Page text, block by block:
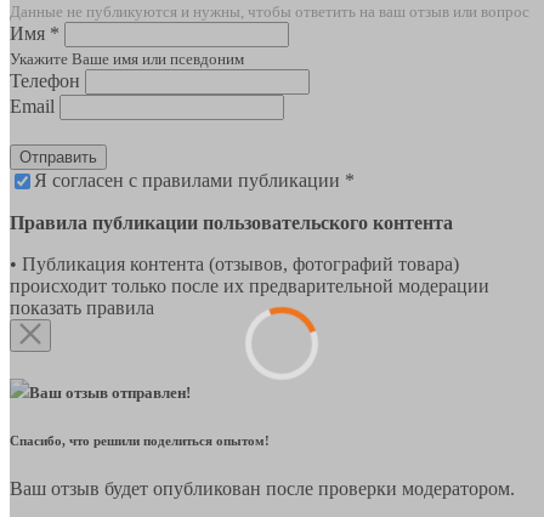
Данные не публикуются и нужны, чтобы ответить на ваш отзыв или вопрос
Имя *
Укажите Ваше имя или псевдоним
Телефон
Email
Отправить
Я согласен с правилами публикации *
Правила публикации пользовательского контента
• Публикация контента (отзывов, фотографий товара)
происходит только после их предварительной модерации
показать правила
Ваш отзыв отправлен!
Спасибо, что решили поделиться опытом!
Ваш отзыв будет опубликован после проверки модератором.